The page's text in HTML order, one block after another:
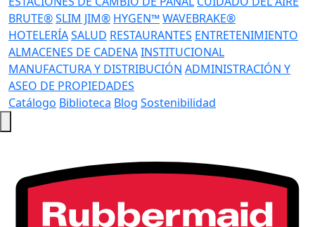
BRUTE®SLIM JIM® HYGEN™WAVEBRAKE®
HOTELERÍASALUD RESTAURANTES ENTRETENIMIENTO
ALMACENES DE CADENAINSTITUCIONAL
MANUFACTURA Y DISTRIBUCIÓN ADMINISTRACIÓN Y
ASEO DE PROPIEDADES
Catálogo Biblioteca Blog Sostenibilidad